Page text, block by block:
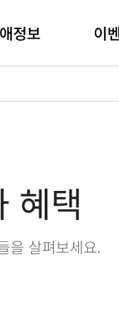
정보 이
혜택
을 살펴보세요.